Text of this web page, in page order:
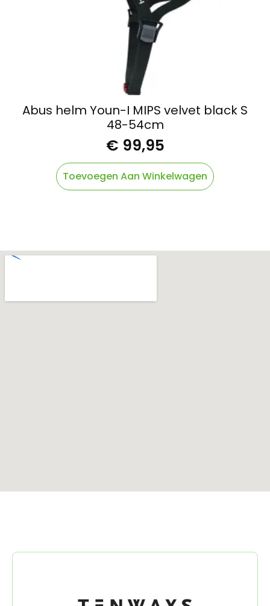
Abus helm Youn-I MIPS velvet black S
48-54cm
€ 99,95
Toevoegen Aan Winkelwagen